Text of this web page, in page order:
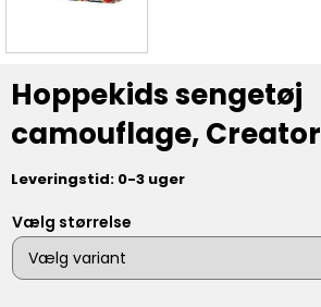
Hoppekids sengetøj
camouflage, Creator
Leveringstid: 0-3 uger
Vælg størrelse